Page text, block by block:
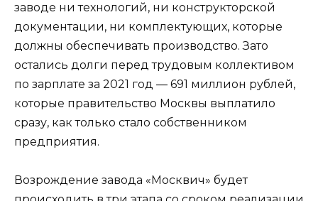
заводе ни технологий, ни конструкторской
документации, ни комплектующих, которые
должны обеспечивать производство. Зато
остались долги перед трудовым коллективом
по зарплате за 2021 год — 691 миллион рублей,
которые правительство Москвы выплатило
сразу, как только стало собственником
предприятия.
Возрождение завода «Москвич» будет